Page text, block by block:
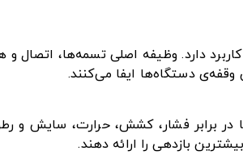
دارد. وظیفه اصلی تسمه‌ها، اتصال
دستگاه‌ها ایفا می‌کنند.
در برابر فشار، کشش، حرارت، سایش و
بازدهی را ارائه دهند.